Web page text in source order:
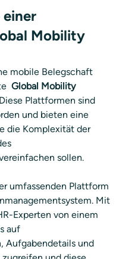
Mobility
mobile Belegschaft
Global Mobility
Plattformen sind
und bieten eine
die Komplexität der
sollen.
umfassenden Plattform
Mit
Experten von einem
auf
Aufgabendetails und